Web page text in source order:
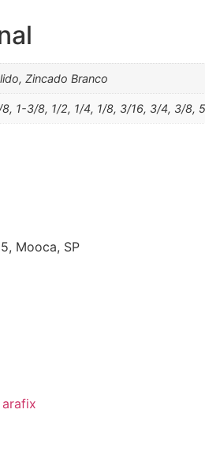
Zincado Branco
8, 1-3/8, 1/2, 1/4, 1/8, 3/16, 3/4, 3/8,
Mooca, SP